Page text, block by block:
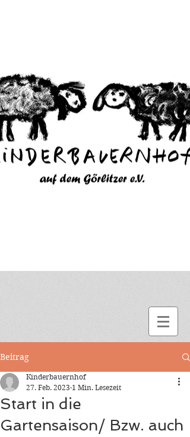
Beitrag
Start in die
Gartensaison/ Bzw. auch
Kinderbauernhof
27. Feb. 2023 1 Min. Lesezeit